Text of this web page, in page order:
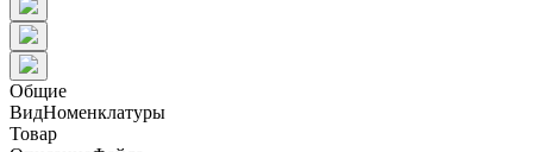
Общие
ВидНоменклатуры
Товар